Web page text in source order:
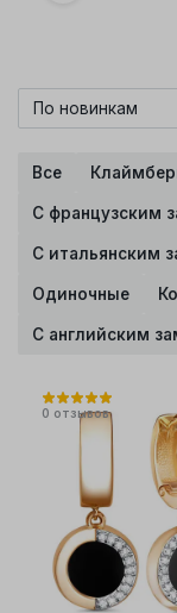
Все
С французским
С итальянским
Одиночные
С английским
По новинкам
0 отзывов